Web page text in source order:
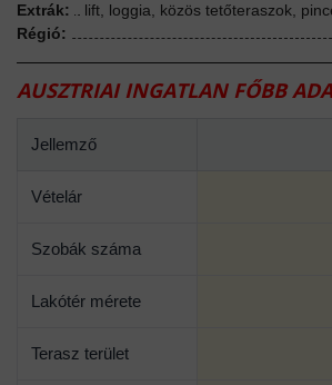
Extrák:
lift, loggia, közös tetőteraszok,
Régió:
AUSZTRIAI INGATLAN FŐBB
Jellemző
Vételár
Szobák száma
Lakótér mérete
Terasz terület